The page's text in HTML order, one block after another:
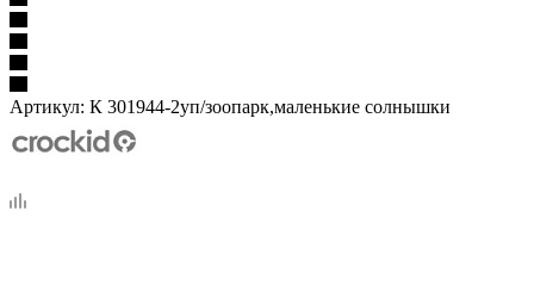
Артикул: К 301944-2уп/зоопарк,маленькие солнышки